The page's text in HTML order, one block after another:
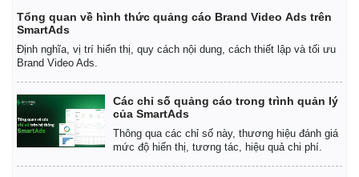
Tổng quan về hình thức quảng cáo Brand Video Ads trên
SmartAds
Định nghĩa, vị trí hiển thị, quy cách nội dung, cách thiết lập và tối ưu
Brand Video Ads.
Các chỉ số quảng cáo trong trình quản lý
của SmartAds
Thông qua các chỉ số này, thương hiệu đánh giá
mức độ hiển thị, tương tác, hiệu quả chi phí.